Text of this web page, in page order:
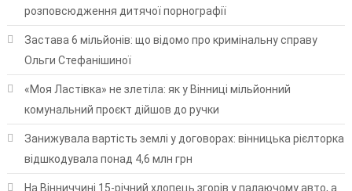
розповсюдження дитячої порнографії
Застава 6 мільйонів: що відомо про кримінальну справу
Ольги Стефанішиної
«Моя Ластівка» не злетіла: як у Вінниці мільйонний
комунальний проєкт дійшов до ручки
Занижувала вартість землі у договорах: вінницька рієлторка
відшкодувала понад 4,6 млн грн
На Вінниччині 15-річний хлопець згорів у палаючому авто, а